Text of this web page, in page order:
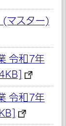
(マスター)
令和7年
令和7年